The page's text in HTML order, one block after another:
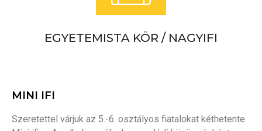
EGYETEMISTA KÖR / NAGYIFI
MINI IFI
Szeretettel várjuk az 5.-6. osztályos fiatalokat kéthetente